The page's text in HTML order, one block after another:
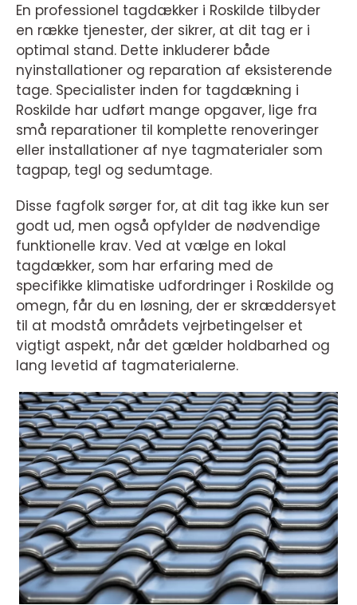
En professionel tagdækker i Roskilde tilbyder
en række tjenester, der sikrer, at dit tag er i
optimal stand. Dette inkluderer både
nyinstallationer og reparation af eksisterende
tage. Specialister inden for tagdækning i
Roskilde har udført mange opgaver, lige fra
små reparationer til komplette renoveringer
eller installationer af nye tagmaterialer som
tagpap, tegl og sedumtage.
Disse fagfolk sørger for, at dit tag ikke kun ser
godt ud, men også opfylder de nødvendige
funktionelle krav. Ved at vælge en lokal
tagdækker, som har erfaring med de
specifikke klimatiske udfordringer i Roskilde og
omegn, får du en løsning, der er skræddersyet
til at modstå områdets vejrbetingelser et
vigtigt aspekt, når det gælder holdbarhed og
lang levetid af tagmaterialerne.